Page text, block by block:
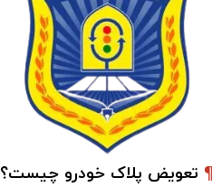
¶ تعویض پلاک خودرو چیست؟